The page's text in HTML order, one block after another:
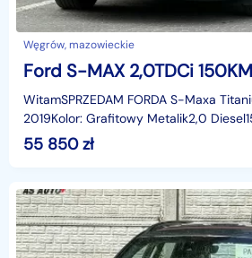
Węgrów, mazowieckie
WitamSPRZEDAM FORDA S-Maxa
2019Kolor: Grafitowy Metalik2,0
stopniowa skrzynia
parkowania
55 850zł